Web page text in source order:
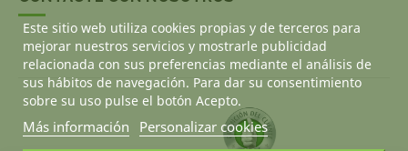
Este sitio web utiliza cookies propias y de terceros para
mejorar nuestros servicios y mostrarle publicidad
relacionada con sus preferencias mediante el análisis de
sus hábitos de navegación. Para dar su consentimiento
sobre su uso pulse el botón Acepto.
Más información Personalizar cookies